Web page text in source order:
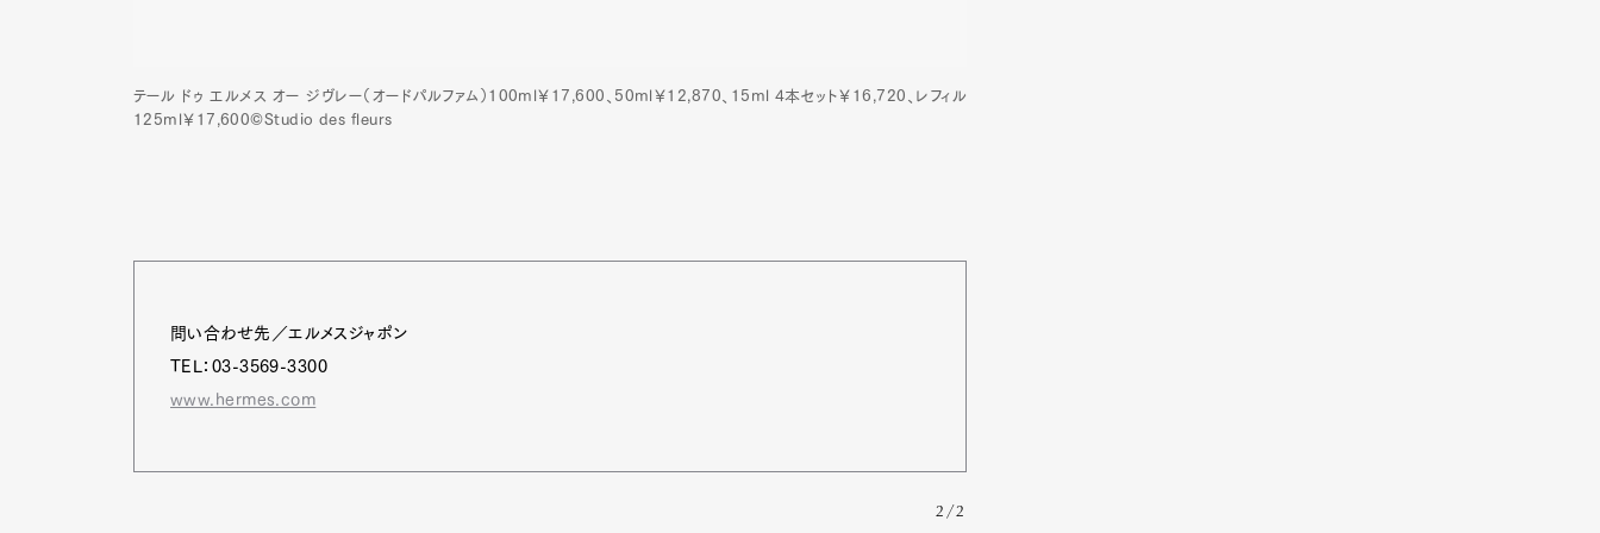
テール ドゥ エルメス オー ジヴレー（オードパルファム）100ml￥17,600、50ml￥12,870、15ml 4本セット￥16,720、レフィル
125ml￥17,600©Studio des fleurs
問い合わせ先／エルメスジャポン
TEL：03-3569-3300
www.hermes.com
2/2